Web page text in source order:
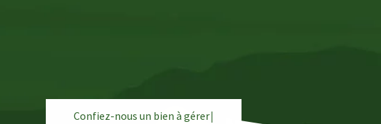
Confiez-nous un bien àgére|